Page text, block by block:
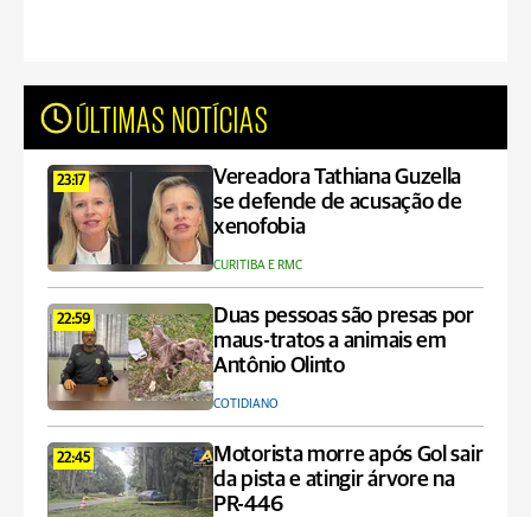
ÚLTIMAS NOTÍCIAS
23:17
Vereadora Tathiana Guzella
se defende de acusação de
xenofobia
CURITIBA E RMC
22:59
Duas pessoas são presas por
maus-tratos a animais em
Antônio Olinto
COTIDIANO
22:45
Motorista morre após Gol sair
da pista e atingir árvore na
PR-446